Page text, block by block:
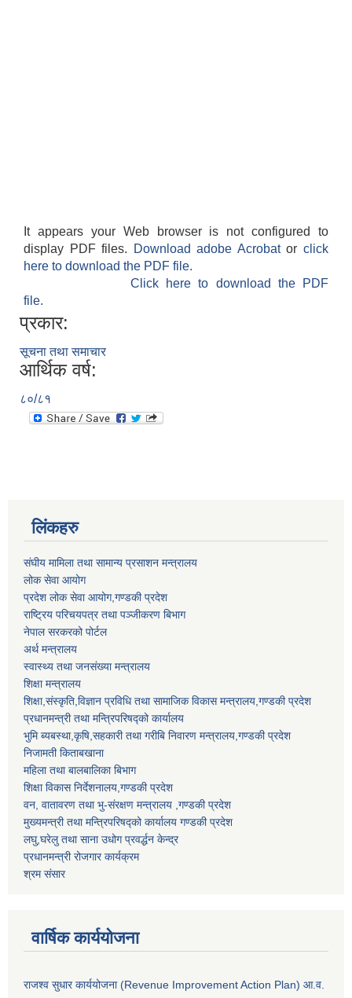
It appears your Web browser is not configured to
display PDF files.
Download adobe Acrobatorclick
here to download the PDF file.
Click here to download the PDF
file.
प्रकार:
सूचना तथा समाचार
आर्थिक वर्ष:
८०/८१
लिंकहरु
संघीय मामिला तथा सामान्य प्रसाशन मन्त्रालय
लोक सेवा आयोग
प्रदेश लोक सेवा आयोग,गण्डकी प्रदेश
राष्ट्रिय परिचयपत्र तथा पञ्जीकरण बिभाग
नेपाल सरकरको पोर्टल
अर्थ मन्त्रालय
स्वास्थ्य तथा जनसंख्या मन्त्रालय
शिक्षा मन्त्रालय
शिक्षा,संस्कृति,विज्ञान प्रविधि तथा सामाजिक विकास मन्त्रालय,गण्डकी प्रदेश
प्रधानमन्त्री तथा मन्त्रिपरिषद्को कार्यालय
भुमि ब्यबस्था,कृषि,सहकारी तथा गरीबि निवारण मन्त्रालय,गण्डकी प्रदेश
निजामती किताबखाना
महिला तथा बालबालिका बिभाग
शिक्षा विकास निर्देशनालय,गण्डकी प्रदेश
वन, वातावरण तथा भु-संरक्षण मन्त्रालय ,गण्डकी प्रदेश
मुख्यमन्त्री तथा मन्त्रिपरिषद्को कार्यालय गण्डकी प्रदेश
लघु,घरेलु तथा साना उधोग प्रवर्द्धन केन्द्र
प्रधानमन्त्री रोजगार कार्यक्रम
श्रम संसार
वार्षिक कार्ययोजना
राजश्व सुधार कार्ययोजना (Revenue Improvement Action Plan) आ.व.